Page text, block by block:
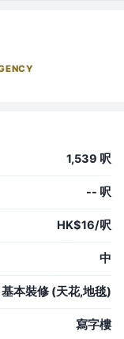
1,539 呎
-- 呎
HK$16/呎
中
基本裝修 (天花,地毯)
寫字樓